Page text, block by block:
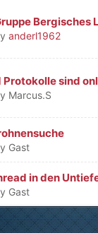
Bergisches
anderl1962
0 von 5
12345
Protokolle sind
Marcus.S
0 von 5
12345
Gast
in den
Gast